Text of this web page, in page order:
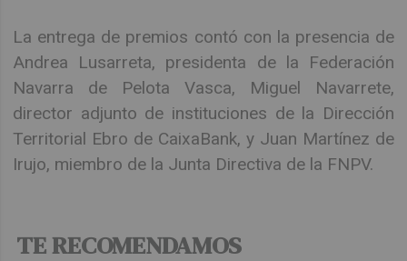
La entrega de premios contó con la presencia de
Andrea Lusarreta, presidenta de la Federación
Navarra de Pelota Vasca, Miguel Navarrete,
director adjunto de instituciones de la Dirección
Territorial Ebro de CaixaBank, y Juan Martínez de
Irujo, miembro de la Junta Directiva de la FNPV.
TE RECOMENDAMOS